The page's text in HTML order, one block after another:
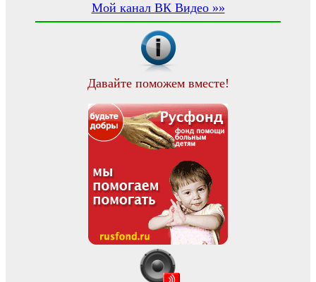
Мой канал ВК Видео »»
Давайте поможем вместе!